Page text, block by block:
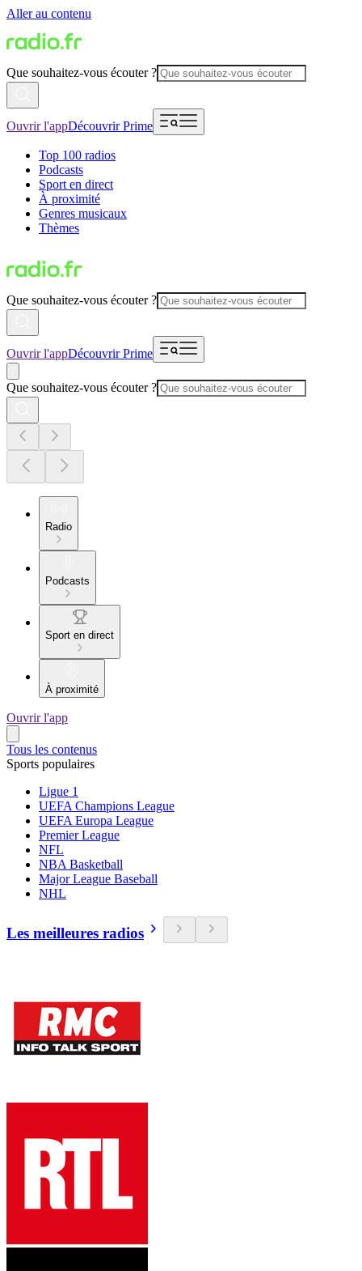
Aller au contenu
Que souhaitez-vous écouter ?
Ouvrir l'appDécouvrir Prime
Top 100 radios
Podcasts
Sport en direct
À proximité
Genres musicaux
Thèmes
Que souhaitez-vous écouter ?
Ouvrir l'appDécouvrir Prime
Que souhaitez-vous écouter ?
Radio
Podcasts
Sport en direct
À proximité
Ouvrir l'app
Tous les contenus
Sports populaires
Ligue 1
UEFA Champions League
UEFA Europa League
Premier League
NFL
NBA Basketball
Major League Baseball
NHL
Les meilleures radios